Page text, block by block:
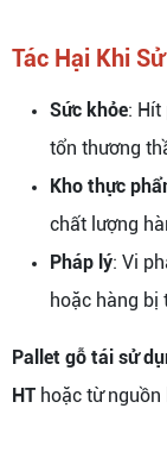
Tác Hại Khi
Sức khỏe: Hít
tổn thương
Kho thực
chất lượng
Pháp lý: Vi
hoặc hàng bị
Pallet gỗ tái sử
HT hoặc từ